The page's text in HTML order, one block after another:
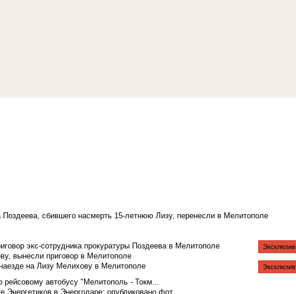
Поздеева, сбившего насмерть 15-летнюю Лизу, перенесли в Мелитополе
экс-сотрудника прокуратуры Поздеева в Мелитополе
вынесли приговор в Мелитополе
на Лизу Мелихову в Мелитополе
автобусу "Мелитополь - Токм...
Эксклюзив
в Энергодаре: опубликовано фот...
Эксклюзив